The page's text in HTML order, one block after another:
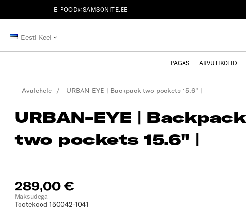
E-POOD@SAMSONITE.EE
Eesti Keel
PAGAS ARVUTIKOTID
Avalehele URBAN-EYE | Backpack two pockets 15.6" |
URBAN-EYE | Backpack
two pockets 15.6" |
289,00 €
Maksudega
Tootekood 150042-1041